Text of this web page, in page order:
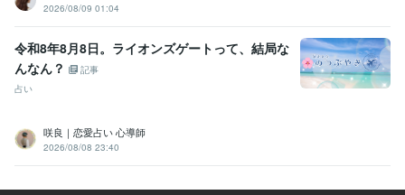
2026/08/09 01:04
令和8年8月8日。ライオンズゲートって、結局な
んなん？
記事
占い
咲良｜恋愛占い 心導師
2026/08/08 23:40